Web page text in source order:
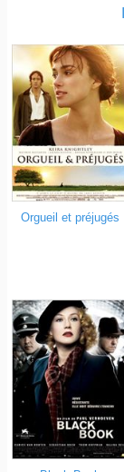
Orgueil et préjugés